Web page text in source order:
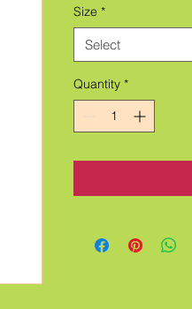
Size *
Select
Quantity *